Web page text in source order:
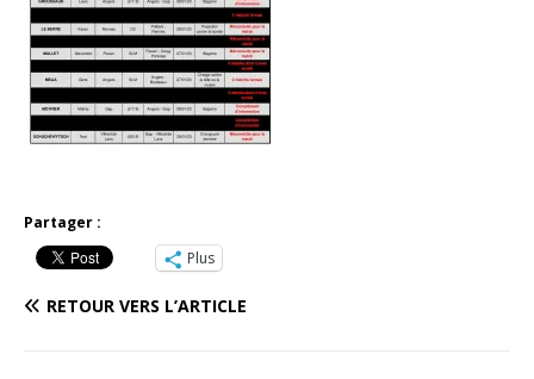
Partager :
Plus
RETOUR VERS L’ARTICLE